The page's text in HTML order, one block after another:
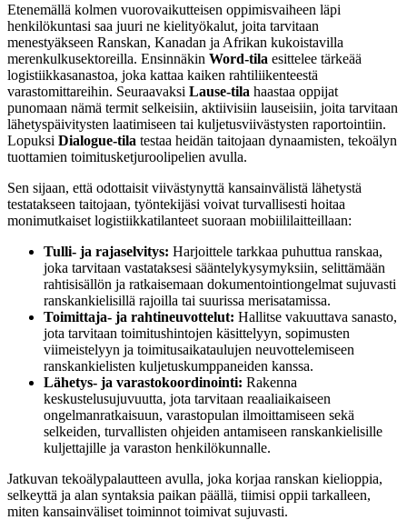
Etenemällä kolmen vuorovaikutteisen oppimisvaiheen läpi
henkilökuntasi saa juuri ne kielityökalut, joita tarvitaan
menestyäkseen Ranskan, Kanadan ja Afrikan kukoistavilla
merenkulkusektoreilla. Ensinnäkin Word-tila esittelee tärkeää
logistiikkasanastoa, joka kattaa kaiken rahtiliikenteestä
varastomittareihin. Seuraavaksi Lause-tila haastaa oppijat
punomaan nämä termit selkeisiin, aktiivisiin lauseisiin, joita tarvitaan
lähetyspäivitysten laatimiseen tai kuljetusviivästysten raportointiin.
Lopuksi Dialogue-tila testaa heidän taitojaan dynaamisten, tekoälyn
tuottamien toimitusketjuroolipelien avulla.
Sen sijaan, että odottaisit viivästynyttä kansainvälistä lähetystä
testatakseen taitojaan, työntekijäsi voivat turvallisesti hoitaa
monimutkaiset logistiikkatilanteet suoraan mobiililaitteillaan:
Tulli- ja rajaselvitys: Harjoittele tarkkaa puhuttua ranskaa,
joka tarvitaan vastataksesi sääntelykysymyksiin, selittämään
rahtisisällön ja ratkaisemaan dokumentointiongelmat sujuvasti
ranskankielisillä rajoilla tai suurissa merisatamissa.
Toimittaja- ja rahtineuvottelut: Hallitse vakuuttava sanasto,
jota tarvitaan toimitushintojen käsittelyyn, sopimusten
viimeistelyyn ja toimitusaikataulujen neuvottelemiseen
ranskankielisten kuljetuskumppaneiden kanssa.
Lähetys- ja varastokoordinointi: Rakenna
keskustelusujuvuutta, jota tarvitaan reaaliaikaiseen
ongelmanratkaisuun, varastopulan ilmoittamiseen sekä
selkeiden, turvallisten ohjeiden antamiseen ranskankielisille
kuljettajille ja varaston henkilökunnalle.
Jatkuvan tekoälypalautteen avulla, joka korjaa ranskan kielioppia,
selkeyttä ja alan syntaksia paikan päällä, tiimisi oppii tarkalleen,
miten kansainväliset toiminnot toimivat sujuvasti.